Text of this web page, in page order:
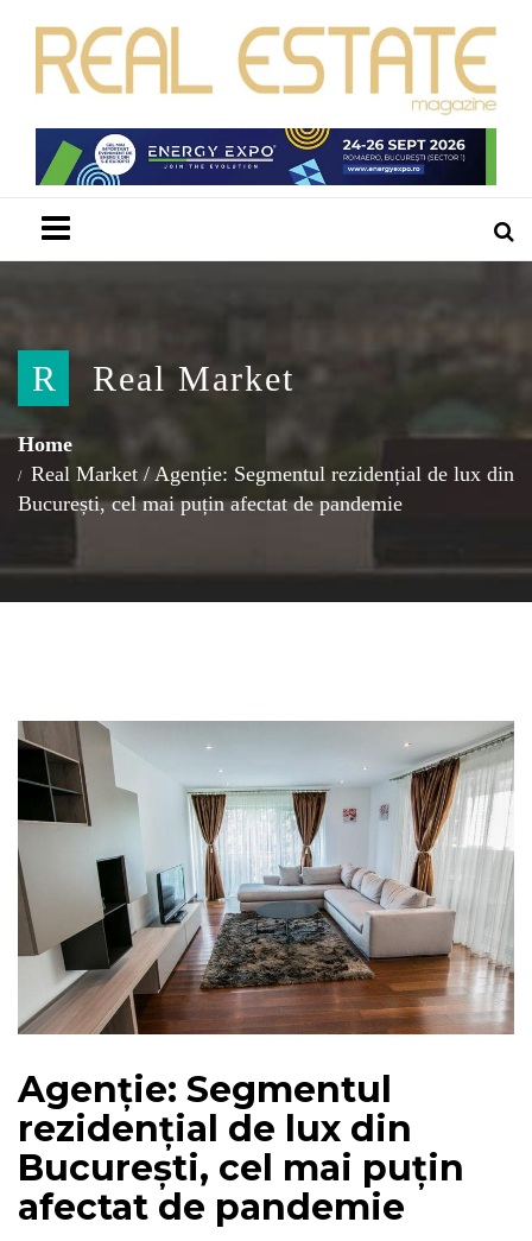
R Real Market
Home
Real Market / Agenție: Segmentul rezidențial de lux din
București, cel mai puțin afectat de pandemie
Agenție: Segmentul
rezidențial de lux din
București, cel mai puțin
afectat de pandemie